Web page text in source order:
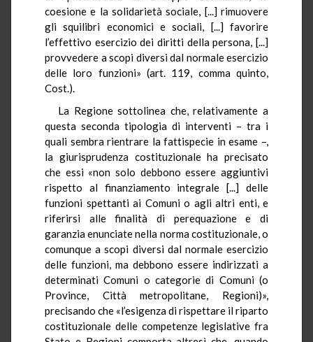
coesione e la solidarietà sociale, [...] rimuovere
gli squilibri economici e sociali, [...] favorire
l’effettivo esercizio dei diritti della persona, [...]
provvedere a scopi diversi dal normale esercizio
delle loro funzioni» (art. 119, comma quinto,
Cost.).
La Regione sottolinea che, relativamente a
questa seconda tipologia di interventi – tra i
quali sembra rientrare la fattispecie in esame –,
la giurisprudenza costituzionale ha precisato
che essi «non solo debbono essere aggiuntivi
rispetto al finanziamento integrale [...]delle
funzioni spettanti ai Comuni o agli altri enti, e
riferirsi alle finalità di perequazione e di
garanzia enunciate nella norma costituzionale, o
comunque a scopi diversi dal normale esercizio
delle funzioni, ma debbono essere indirizzati a
determinati Comuni o categoriedi Comuni (o
Province, Città metropolitane, Regioni)»,
precisando che «l’esigenza di rispettare il riparto
costituzionale delle competenze legislative fra